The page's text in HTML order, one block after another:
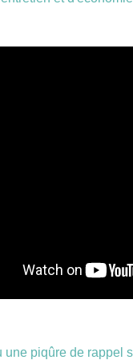
une piqûre de rappel